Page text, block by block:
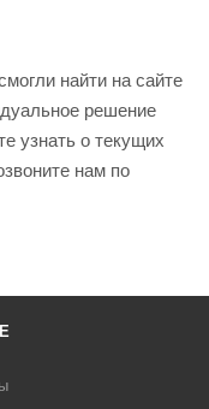
найти на сайте
решение
узнать о текущих
нам по